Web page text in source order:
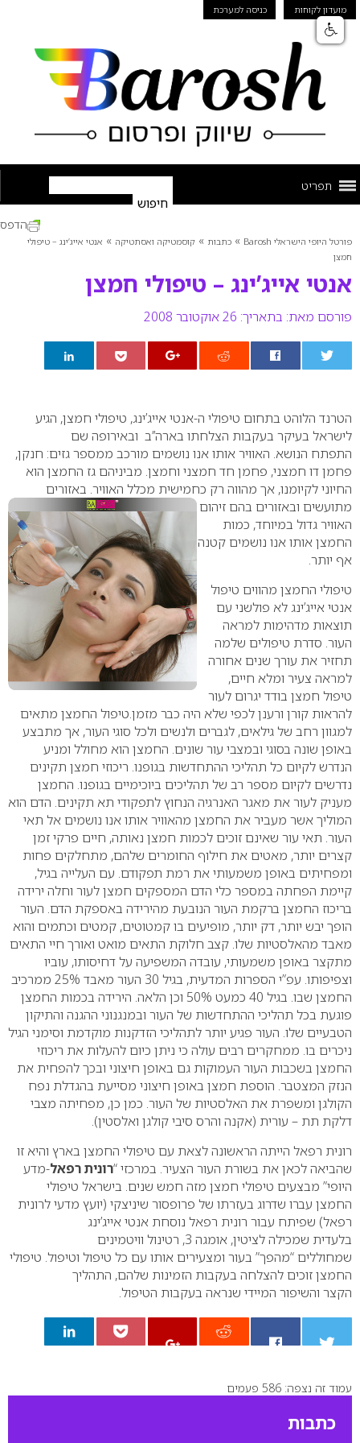
מועדון לקוחות כניסה למערכת
תפריט
פורטל היופי הישראלי Barosh » כתבות » קוסמטיקה ואסתטיקה » אנטי אייג’ינג – טיפולי
חמצן
אנטי אייג’ינג – טיפולי חמצן
פורסם מאת: בתאריך: 26 אוקטובר 2008
הדפס
הטרנד הלוהט בתחום טיפולי ה-אנטי אייג’ינג, טיפולי חמצן, הגיע
לישראל בעיקר בעקבות הצלחתו בארה’’ב ובאירופה שם
התפתח הנושא. האוויר אותו אנו נושמים מורכב ממספר גזים: חנקן,
פחמן דו חמצני, פחמן חד חמצני וחמצן. מביניהם גז החמצן הוא
החיוני לקיומנו, אך מהווה רק כחמישית מכלל האוויר. באזורים
מתועשים ובאזורים בהם זיהום
האוויר גדול במיוחד, כמות
החמצן אותו אנו נושמים קטנה
אף יותר.
טיפולי החמצן מהווים טיפול
אנטי אייג’ינג לא פולשני עם
תוצאות מדהימות למראה
העור. סדרת טיפולים שלמה
תחזיר את עורך שנים אחורה
למראה צעיר ומלא חיים,
טיפול חמצן בודד יגרום לעור
להראות קורן ורענן לכפי שלא היה כבר מזמן.טיפול החמצן מתאים
למגוון רחב של גילאים, לגברים ולנשים ולכל סוגי העור, אך מתבצע
באופן שונה בסוגי ובמצבי עור שונים. החמצן הוא מחולל ומניע
הנדרש לקיום כל תהליכי ההתחדשות בגופנו. ריכוזי חמצן תקינים
נדרשים לקיום מספר רב של תהליכים ביוכימיים בגופנו. החמצן
מעניק לעור את מאגר האנרגיה הנחוץ לתפקודי תא תקינים. הדם הוא
המוליך אשר מעביר את החמצן מהאוויר אותו אנו נושמים אל תאי
העור. תאי עור שאינם זוכים לכמות חמצן נאותה, חיים פרקי זמן
קצרים יותר, מאטים את חילוף החומרים שלהם, מתחלקים פחות
ומפחיתים באופן משמעותי את רמת תפקודם. עם העלייה בגיל,
קיימת הפחתה במספר כלי הדם המספקים חמצן לעור וחלה ירידה
בריכוז החמצן ברקמת העור הנובעת מהירידה באספקת הדם. העור
הופך יבש יותר, דק יותר, מופיעים בו קמטוטים, קמטים וכתמים והוא
מאבד מהאלסטיות שלו. קצב חלוקת התאים מואט ואורך חיי התאים
מתקצר באופן משמעותי, עובדה המשפיעה על דחיסותו, עוביו
וצפיפותו. עפ”י הספרות המדעית, בגיל 30 העור מאבד 25% ממרכיב
החמצן שבו. בגיל 40 כמעט 50% וכן הלאה. הירידה בכמות החמצן
פוגעת בכל תהליכי ההתחדשות של העור ובמנגנוני ההגנה והתיקון
הטבעיים שלו. העור פגיע יותר לתהליכי הזדקנות מוקדמת וסימני הגיל
ניכרים בו. ממחקרים רבים עולה כי ניתן כיום להעלות את ריכוזי
החמצן בשכבות העור העמוקות גם באופן חיצוני ובכך להפחית את
הנזק המצטבר. הוספת חמצן באופן חיצוני מסייעת בהגדלת נפח
הקולגן ומשפרת את האלסטיות של העור. כמן כן, מפחיתה מצבי
דלקת תת – עורית (אקנה והרס סיבי קולגן ואלסטין).
רונית רפאל הייתה הראשונה לצאת עם טיפולי החמצן בארץ והיא זו
שהביאה לכאן את בשורת העור הצעיר. במרכזי “רונית רפאל-מדע
היופי” מבצעים טיפולי חמצן מזה חמש שנים. בישראל טיפולי
החמצן עברו שדרוג בעזרתו של פרופסור שיניצקי (יועץ מדעי לרונית
רפאל) שפיתח עבור רונית רפאל נוסחת אנטי אייג’ינג
בלעדית שמכילה לציטין, אומגה 3, רטינול וויטמינים
שמחוללים “מהפך” בעור ומצעירים אותו עם כל טיפול וטיפול. טיפולי
החמצן זוכים להצלחה בעקבות הזמינות שלהם, התהליך
הקצר והשיפור המיידי שנראה בעקבות הטיפול.
0
עמוד זה נצפה: 586 פעמים
כתבות